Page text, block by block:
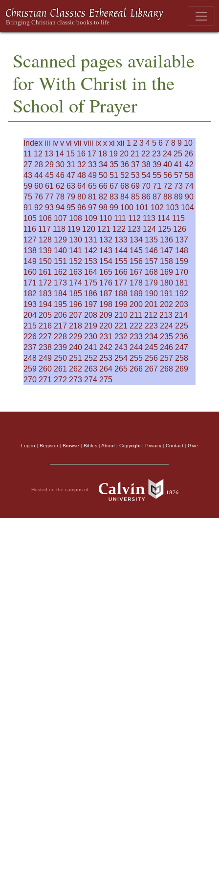
Scanned pages available
for With Christ in the
School of Prayer
Index iii iv v vi vii viii ix x xi xii 1 2 3 4 5 6 7 8 9 10
11 12 13 14 15 16 17 18 19 20 21 22 23 24 25 26
27 28 29 30 31 32 33 34 35 36 37 38 39 40 41 42
43 44 45 46 47 48 49 50 51 52 53 54 55 56 57 58
59 60 61 62 63 64 65 66 67 68 69 70 71 72 73 74
75 76 77 78 79 80 81 82 83 84 85 86 87 88 89 90
91 92 93 94 95 96 97 98 99 100 101 102 103 104
105 106 107 108 109 110 111 112 113 114 115
116 117 118 119 120 121 122 123 124 125 126
127 128 129 130 131 132 133 134 135 136 137
138 139 140 141 142 143 144 145 146 147 148
149 150 151 152 153 154 155 156 157 158 159
160 161 162 163 164 165 166 167 168 169 170
171 172 173 174 175 176 177 178 179 180 181
182 183 184 185 186 187 188 189 190 191 192
193 194 195 196 197 198 199 200 201 202 203
204 205 206 207 208 209 210 211 212 213 214
215 216 217 218 219 220 221 222 223 224 225
226 227 228 229 230 231 232 233 234 235 236
237 238 239 240 241 242 243 244 245 246 247
248 249 250 251 252 253 254 255 256 257 258
259 260 261 262 263 264 265 266 267 268 269
270 271 272 273 274 275
Log in | Register| Browse | Bibles | About | Copyright | Privacy | Contact | Give
Hosted on the campus of